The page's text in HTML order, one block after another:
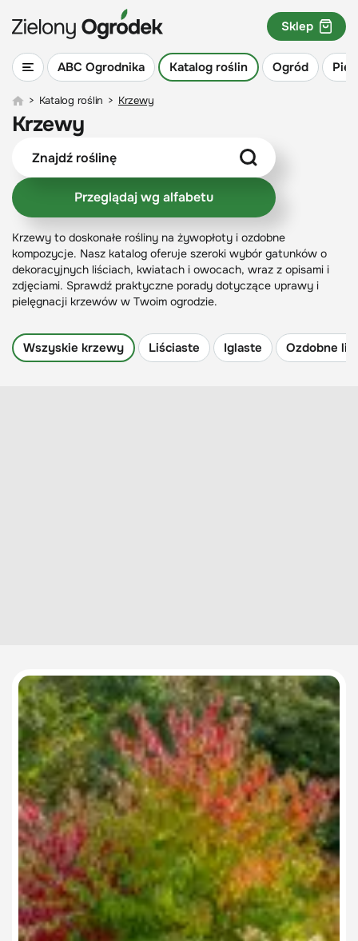
ABC Ogrodnika Katalog roślin Ogród
Sklep
> Katalog roślin > Krzewy
Krzewy
Przeglądaj wg alfabetu
Krzewy to doskonałe rośliny na żywopłoty i ozdobne
kompozycje. Nasz katalog oferuje szeroki wybór gatunków o
dekoracyjnych liściach, kwiatach i owocach, wraz z opisami i
zdjęciami. Sprawdź praktyczne porady dotyczące uprawy i
pielęgnacji krzewów w Twoim ogrodzie.
Wszyskie krzewy Liściaste Iglaste Ozdobne